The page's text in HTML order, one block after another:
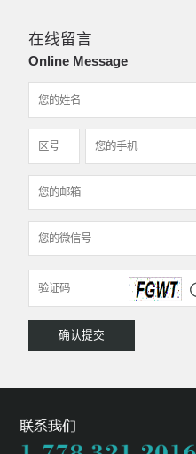
在线留言
Online Message